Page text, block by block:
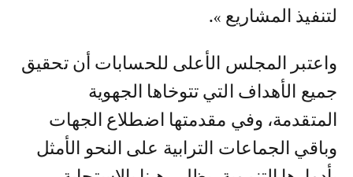
لتنفيذ المشاريع ».
واعتبر المجلس الأعلى للحسابات أن تحقيق
جميع الأهداف التي تتوخاها الجهوية
المتقدمة، وفي مقدمتها اضطلاع الجهات
وباقي الجماعات الترابية على النحو الأمثل